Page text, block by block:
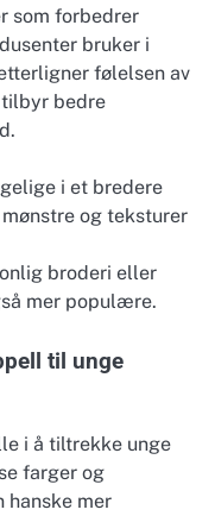
som forbedrer
bruker i
følelsen av
bedre
i et bredere
og teksturer
broderi eller
mer populære.
til unge
i å tiltrekke unge
farger og
hanske mer